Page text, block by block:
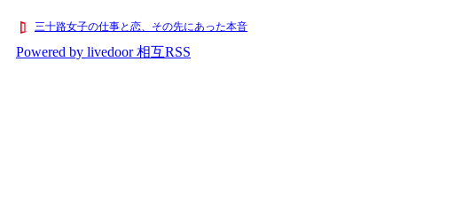
三十路女子の仕事と恋、その先にあった本音
Powered by livedoor 相互RSS